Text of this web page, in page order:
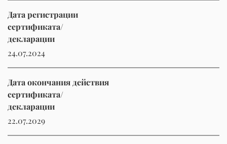
Дата регистрации
сертификата/
декларации
24.07.2024
Дата окончания действия
сертификата/
декларации
22.07.2029